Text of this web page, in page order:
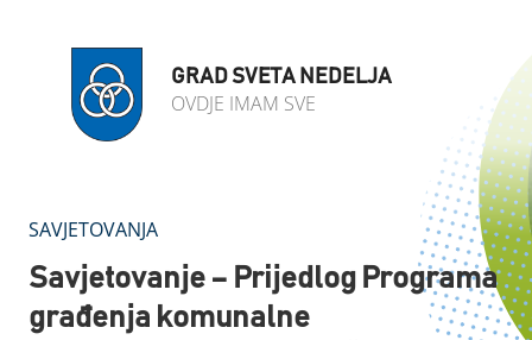
GRAD SVETA NEDELJA
OVDJE IMAM SVE
SAVJETOVANJA
Savjetovanje – Prijedlog Programa
građenja komunalne